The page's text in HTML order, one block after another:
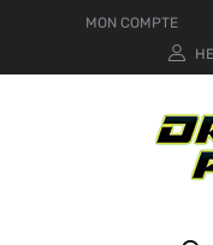
MON COMPTE